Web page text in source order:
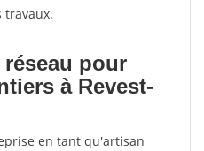
travaux.
pour
à Revest-
en tant qu'artisan